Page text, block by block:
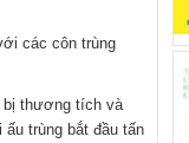
các côn trùng
bị thương tích và
trùng bắt đầu tấn